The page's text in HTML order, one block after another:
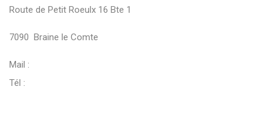
Route de Petit Roeulx 16 Bte 1
7090 Braine le Comte
Mail :
Tél :